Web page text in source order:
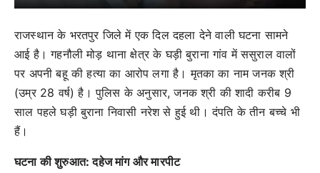
राजस्थान के भरतपुर जिले में एक दिल दहला देने वाली घटना सामने
आई है। गहनौली मोड़ थाना क्षेत्र के घड़ी बुराना गांव में ससुराल वालों
पर अपनी बहू की हत्या का आरोप लगा है। मृतका का नाम जनक श्री
(उम्र 28 वर्ष) है। पुलिस के अनुसार, जनक श्री की शादी करीब 9
साल पहले घड़ी बुराना निवासी नरेश से हुई थी। दंपति के तीन बच्चे भी
हैं।
घटना की शुरुआत: दहेज मांग और मारपीट